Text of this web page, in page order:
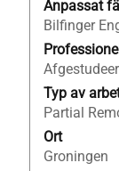
Anpassat
Bilfinger
Typ av
Partial
Ort
Groningen
för
att
visa
allt
innehåll
i